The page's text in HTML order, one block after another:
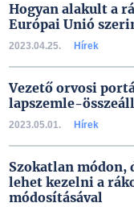
Hogyan alakult a
Európai Unió
2023.04.25. Hírek
Vezető orvosi
lapszemle-
2023.05.01. Hírek
Szokatlan módon,
lehet kezelni a
módosításával